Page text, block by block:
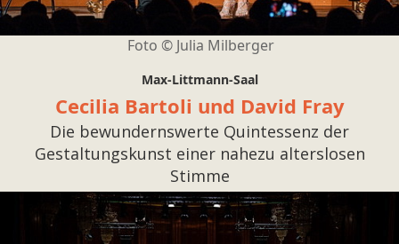
Foto © Julia Milberger
Max-Littmann-Saal
Cecilia Bartoli und David Fray
Die bewundernswerte Quintessenz der
Gestaltungskunst einer nahezu alterslosen
Stimme